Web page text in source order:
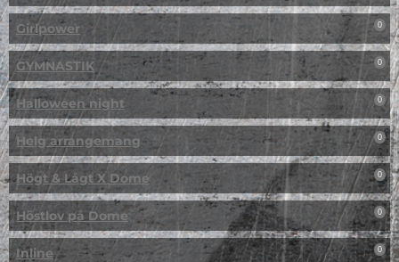
Girlpower 0
GYMNASTIK 0
Halloween night 0
Helg arrangemang 0
Högt & Lågt X Dome 0
Höstlov på Dome 0
Inline 0